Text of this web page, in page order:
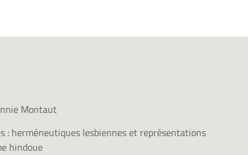
Montaut
: herméneutiques lesbiennes et représentations
hindoue